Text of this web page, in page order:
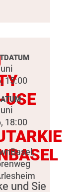
USE
und Sie
15:00
18:00